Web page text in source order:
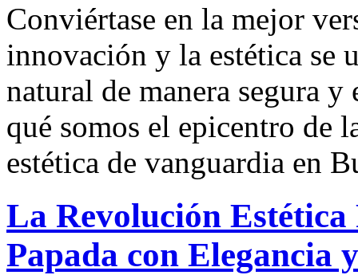
Conviértase en la mejor
innovación y la estética se
natural de manera segura
qué somos el epicentro de
estética de vanguardia en
La Revolución
Papada con Elegancia